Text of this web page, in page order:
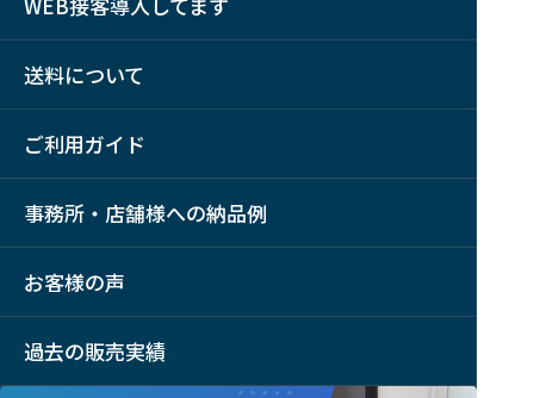
送料について
ご利用ガイド
事務所・店舗様への納品例
お客様の声
過去の販売実績